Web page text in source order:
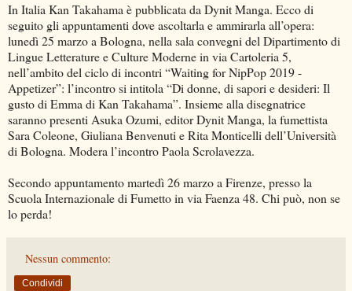
In Italia Kan Takahama è pubblicata da Dynit Manga. Ecco di
seguito gli appuntamenti dove ascoltarla e ammirarla all’opera:
lunedì 25 marzo a Bologna, nella sala convegni del Dipartimento di
Lingue Letterature e Culture Moderne in via Cartoleria 5,
nell’ambito del ciclo di incontri “Waiting for NipPop 2019 -
Appetizer”: l’incontro si intitola “Di donne, di sapori e desideri: Il
gusto di Emma di Kan Takahama”. Insieme alla disegnatrice
saranno presenti Asuka Ozumi, editor Dynit Manga, la fumettista
Sara Coleone, Giuliana Benvenuti e Rita Monticelli dell’Università
di Bologna. Modera l’incontro Paola Scrolavezza.
Secondo appuntamento martedì 26 marzo a Firenze, presso la
Scuola Internazionale di Fumetto in via Faenza 48. Chi può, non se
lo perda!
Nessun commento:
Condividi